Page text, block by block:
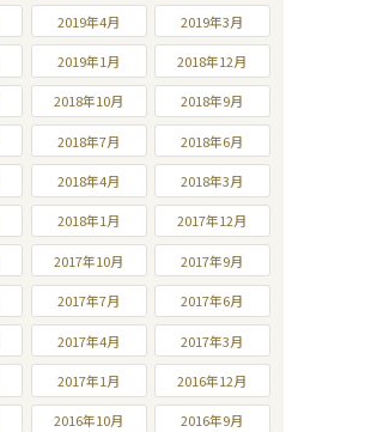
2019年4月 2019年3月
2019年1月 2018年12月
2018年10月 2018年9月
2018年7月 2018年6月
2018年4月 2018年3月
2018年1月 2017年12月
2017年10月 2017年9月
2017年7月 2017年6月
2017年4月 2017年3月
2017年1月 2016年12月
2016年10月 2016年9月